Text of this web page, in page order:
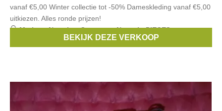
vanaf €5,00 Winter collectie tot -50% Dameskleding vanaf €5,00
uitkiezen. Alles ronde prijzen!
Merken:Noppies,Someone,Name it,PIECES,
BEKIJK DEZE VERKOOP